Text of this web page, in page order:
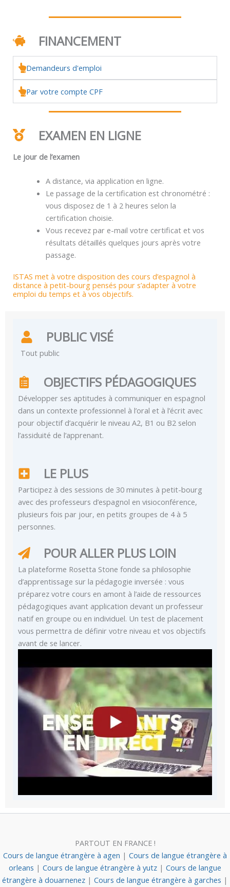
FINANCEMENT
Demandeurs d'emploi
Par votre compte CPF
EXAMEN EN LIGNE
Le jour de l’examen
A distance, via application en ligne.
Le passage de la certification est chronométré :
vous disposez de 1 à 2 heures selon la
certification choisie.
Vous recevez par e-mail votre certificat et vos
résultats détaillés quelques jours après votre
passage.
ISTAS met à votre disposition des cours d’espagnol à
distance à petit-bourg pensés pour s’adapter à votre
emploi du temps et à vos objectifs.
PUBLIC VISÉ
Tout public
OBJECTIFS PÉDAGOGIQUES
Développer ses aptitudes à communiquer en espagnol
dans un contexte professionnel à l’oral et à l’écrit avec
pour objectif d’acquérir le niveau A2, B1 ou B2 selon
l’assiduité de l’apprenant.
LE PLUS
Participez à des sessions de 30 minutes à petit-bourg
avec des professeurs d’espagnol en visioconférence,
plusieurs fois par jour, en petits groupes de 4 à 5
personnes.
POUR ALLER PLUS LOIN
La plateforme Rosetta Stone fonde sa philosophie
d’apprentissage sur la pédagogie inversée : vous
préparez votre cours en amont à l’aide de ressources
pédagogiques avant application devant un professeur
natif en groupe ou en individuel. Un test de placement
vous permettra de définir votre niveau et vos objectifs
avant de se lancer.
PARTOUT EN FRANCE !
Cours de langue étrangère à agen | Cours de langue étrangère à
orleans | Cours de langue étrangère à yutz | Cours de langue
étrangère à douarnenez | Cours de langue étrangère à garches |